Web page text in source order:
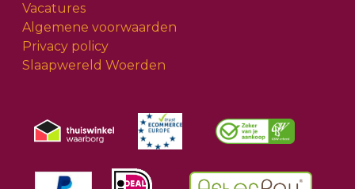
Vacatures
Algemene voorwaarden
Privacy policy
Slaapwereld Woerden